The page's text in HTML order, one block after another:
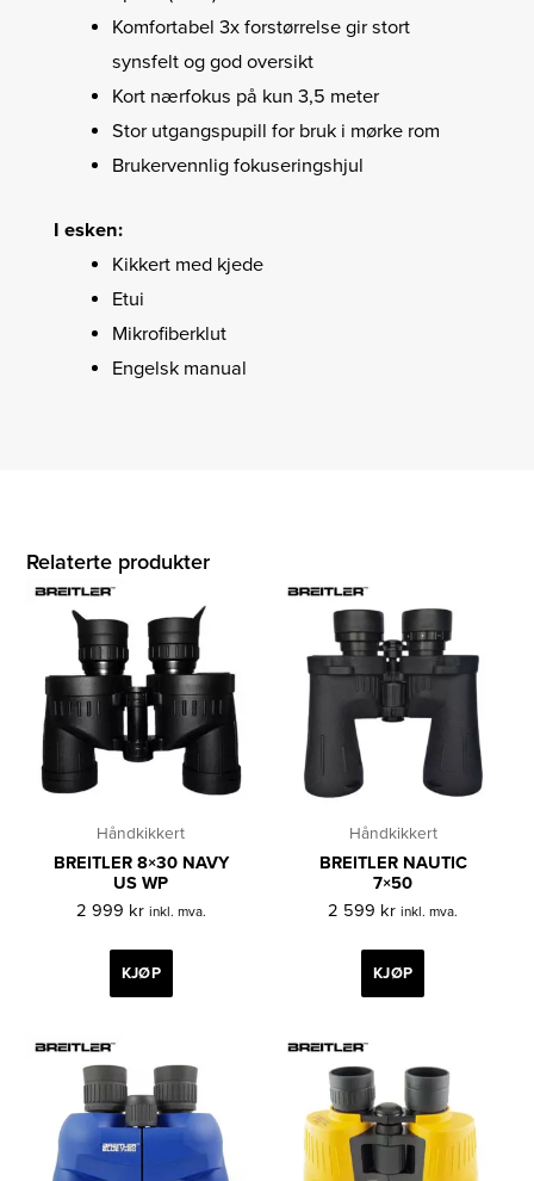
Komfortabel 3x forstørrelse gir stort
synsfelt og god oversikt
Kort nærfokus på kun 3,5 meter
Stor utgangspupill for bruk i mørke rom
Brukervennlig fokuseringshjul
I esken:
Kikkert med kjede
Etui
Mikrofiberklut
Engelsk manual
Relaterte produkter
Håndkikkert
BREITLER 8×30 NAVY
US WP
2 999 kr inkl. mva.
KJØP
Håndkikkert
BREITLER NAUTIC
7×50
2 599 kr inkl. mva.
KJØP